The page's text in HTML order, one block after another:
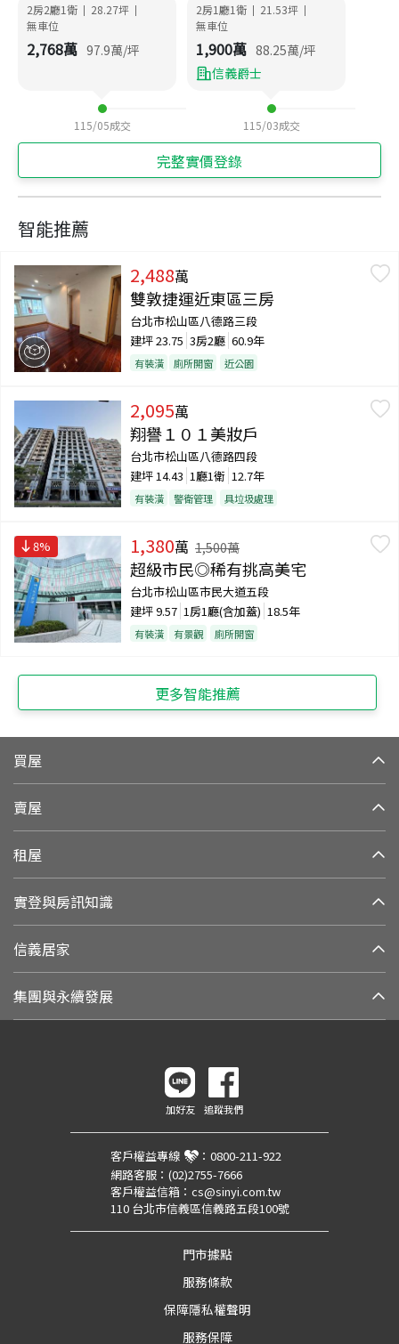
2房2廳1衛 | 28.27坪 |
無車位
2,768萬 97.9萬/坪
115/05成交
2房1廳1衛 | 21.53坪 |
無車位
1,900萬 88.25萬/坪
信義爵士
115/03成交
完整實價登錄
智能推薦
2,488萬
雙敦捷運近東區三房
台北市松山區八德路三段
建坪23.75 3房2廳 60.9年
有裝潢 廁所開窗 近公園
2,095萬
翔譽１０１美妝戶
台北市松山區八德路四段
建坪 14.43 1廳1衛 12.7年
有裝潢 警衛管理 具垃圾處理
8% 1,380萬 1,500萬
超級市民◎稀有挑高美宅
台北市松山區市民大道五段
建坪9.57 1房1廳(含加蓋) 18.5年
有裝潢 有景觀 廁所開窗
更多智能推薦
買屋
賣屋
租屋
實登與房訊知識
信義居家
集團與永續發展
加好友 追蹤我們
客戶權益專線 ： 0800-211-922
網路客服： (02)2755-7666
客戶權益信箱： cs@sinyi.com.tw
110 台北市信義區信義路五段100號
門市據點
服務條款
保障隱私權聲明
服務保障